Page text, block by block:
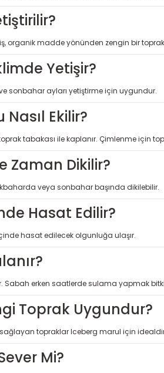
organik madde yönünden zengin bir
Yetişir?
sonbahar ayları yetiştirme için uygundur.
Ekilir?
tabakası ile kaplanır. Çimlenme için
Zaman Dikilir?
veya sonbahar başında dikilebilir.
Hasat Edilir?
hasat edilecek olgunluğa ulaşır.
Sabah erken saatlerde sulama yapmak
Toprak Uygundur?
topraklar Iceberg marul için
Mi?